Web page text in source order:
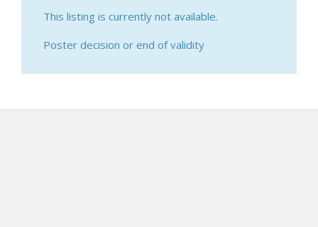
This listing is currently not available.
Poster decision or end of validity